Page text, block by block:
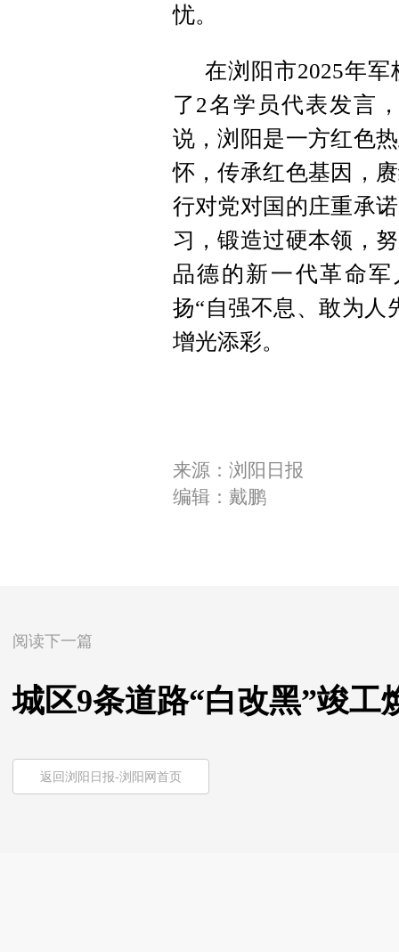
忧。
在浏阳市2025年
了2名学员代表发言
说，浏阳是一方红色
怀，传承红色基因，
行对党对国的庄重承
习，锻造过硬本领，
品德的新一代革命
扬“自强不息、敢为人
增光添彩。
来源：浏阳日报
编辑：戴鹏
阅读下一篇
城区9条道路“白改黑”竣工
返回浏阳日报-浏阳网首页